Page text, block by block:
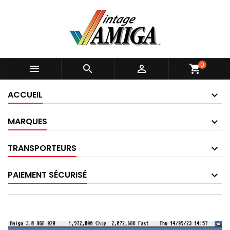
   shopping_cart0
ACCUEIL
MARQUES
TRANSPORTEURS
PAIEMENT SÉCURISÉ